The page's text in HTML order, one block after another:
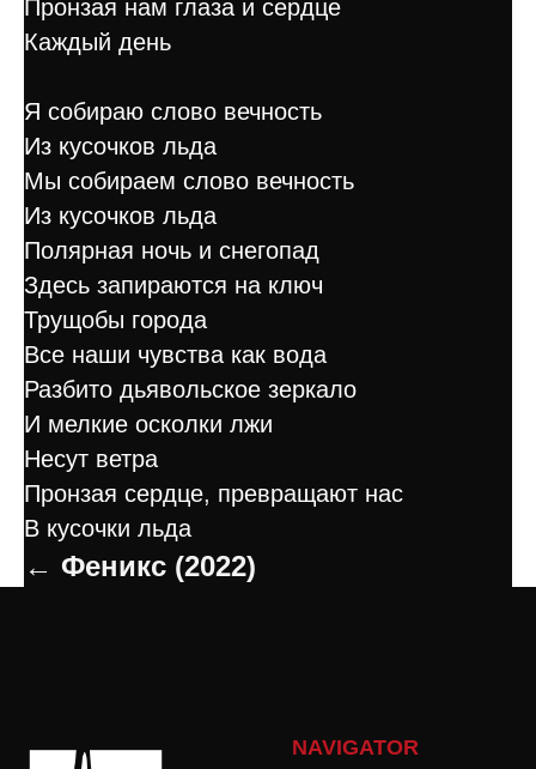
Пронзая нам глаза и сердце
Каждый день
Я собираю слово вечность
Из кусочков льда
Мы собираем слово вечность
Из кусочков льда
Полярная ночь и снегопад
Здесь запираются на ключ
Трущобы города
Все наши чувства как вода
Разбито дьявольское зеркало
И мелкие осколки лжи
Несут ветра
Пронзая сердце, превращают нас
В кусочки льда
← Феникс (2022)
NAVIGATOR